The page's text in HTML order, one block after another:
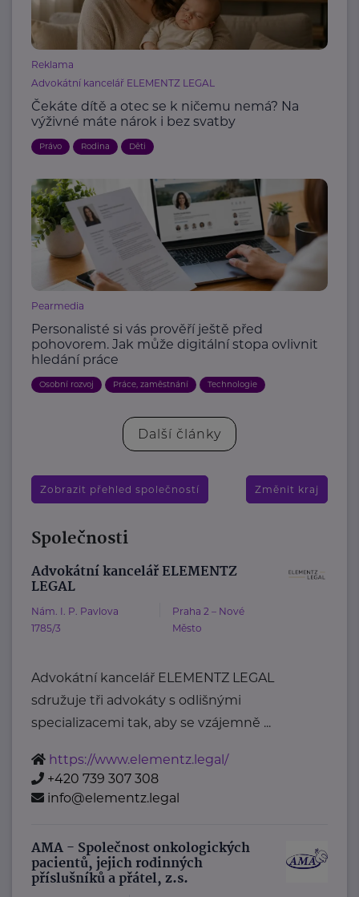
Reklama
Advokátní kancelář ELEMENTZ LEGAL
Čekáte dítě a otec se k ničemu nemá? Na
výživné máte nárok i bez svatby
Právo Rodina Děti
Pearmedia
Personalisté si vás prověří ještě před
pohovorem. Jak může digitální stopa ovlivnit
hledání práce
Osobní rozvoj Práce, zaměstnání Technologie
Další články
Zobrazit přehled společností Změnit kraj
Společnosti
Advokátní kancelář ELEMENTZ
LEGAL
Nám. I. P. Pavlova
1785/3
Praha 2 – Nové
Město
Advokátní kancelář ELEMENTZ LEGAL
sdružuje tři advokáty s odlišnými
specializacemi tak, aby se vzájemně ...
https://www.elementz.legal/
+420 739 307 308
info@elementz.legal
AMA - Společnost onkologických
pacientů, jejich rodinných
příslušníků a přátel, z.s.